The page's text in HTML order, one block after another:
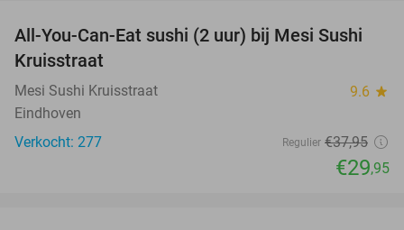
21%
All-You-Can-Eat sushi (2 uur) bij Mesi Sushi
Kruisstraat
Mesi Sushi Kruisstraat 9.6 star
Eindhoven
Verkocht: 277
Regulier €37,95
€29,95